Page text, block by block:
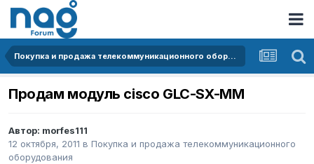
Покупка и продажа телекоммуникационного оборудования
Продам модуль cisco GLC-SX-MM
Автор: morfes111
12 октября, 2011 в Покупка и продажа телекоммуникационного
оборудования